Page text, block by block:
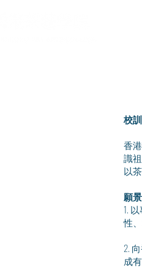
校
香
識
以
願
1.
性
2.
成